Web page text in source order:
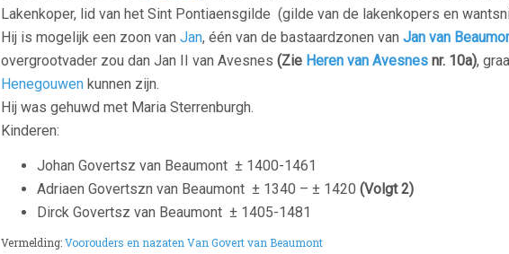
Lakenkoper, lid van het Sint Pontiaensgilde (gilde van de lakenkopers en
Hij is mogelijk een zoon van Jan, één van de bastaardzonen van Jan van
overgrootvader zou dan Jan II van Avesnes (Zie Heren van Avesnes nr. 10a),
Henegouwen kunnen zijn.
Hij was gehuwd met Maria Sterrenburgh.
Kinderen:
Johan Govertsz van Beaumont ± 1400-1461
Adriaen Govertszn van Beaumont ± 1340 – ± 1420 (Volgt 2)
Dirck Govertsz van Beaumont ± 1405-1481
Vermelding:Voorouders en nazaten Van Govert van Beaumont